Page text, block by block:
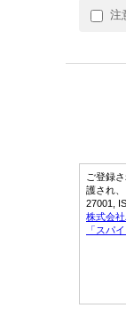
注
ご登録
護され
27001,
株式会
「スパ